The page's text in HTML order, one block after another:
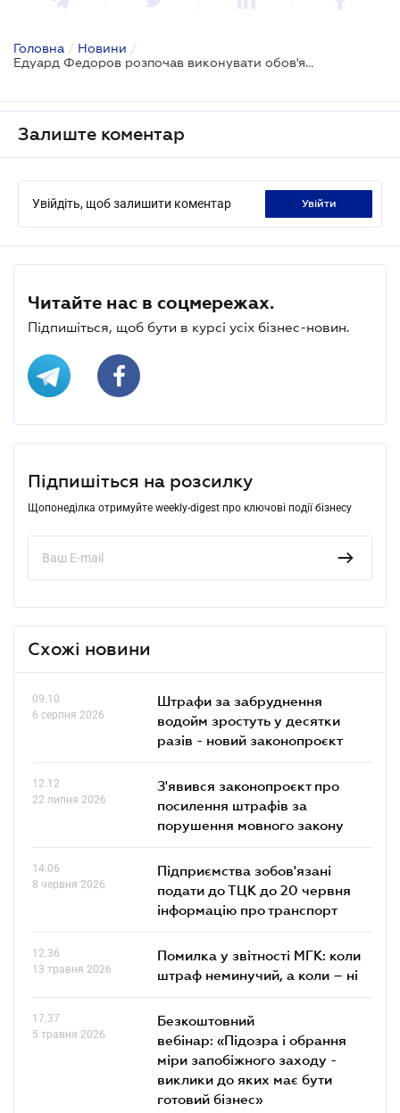
Головна / Новини /
Едуард Федоров розпочав виконувати обов'язки директора БЕБ
Залиште коментар
Увійдіть, щоб залишити коментар увійти
Читайте нас в соцмережах.
Підпишіться, щоб бути в курсі усіх бізнес-новин.
Підпишіться на розсилку
Щопонеділка отримуйте weekly-digest про ключові події бізнесу
Схожі новини
09.10
6 серпня 2026
Штрафи за забруднення
водойм зростуть у десятки
разів - новий законопроєкт
12.12
22 липня 2026
З'явився законопроєкт про
посилення штрафів за
порушення мовного закону
14.06
8 червня 2026
Підприємства зобов'язані
подати до ТЦК до 20 червня
інформацію про транспорт
12.36
13 травня 2026
Помилка у звітності МГК: коли
штраф неминучий, а коли – ні
17.37
5 травня 2026
Безкоштовний
вебінар: «Підозра і обрання
міри запобіжного заходу -
виклики до яких має бути
готовий бізнес»